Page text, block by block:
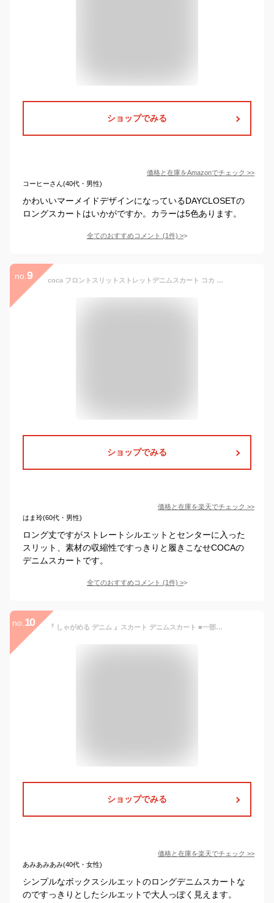
ショップでみる
価格と在庫をAmazonでチェック >>
コーヒーさん(40代・男性)
かわいいマーメイドデザインになっているDAYCLOSETの
ロングスカートはいかがですか。カラーは5色あります。
全てのおすすめコメント (1件) >
no. 9 coca フロントスリットストレットデニムスカート コカ スカート ロング・マキシスカート ブルー【送料無料】
ショップでみる
価格と在庫を楽天でチェック >>
はま玲(60代・男性)
ロング丈ですがストレートシルエットとセンターに入った
スリット、素材の収縮性ですっきりと履きこなせCOCAの
デニムスカートです。
全てのおすすめコメント (1件) >
no. 10 『 しゃがめる デニム 』スカート デニムスカート ■一部8月上旬入荷 レディース ボトムス ロングスカート マキシ丈 マキシスカート ストレート ペンシルスカート スリット スリットスカート ロング ミモレ タイト きれいめ ゴム 大きいサイズ 体型カバー 春 夏 HUG.U
ショップでみる
価格と在庫を楽天でチェック >>
あみあみあみ(40代・女性)
シンプルなボックスシルエットのロングデニムスカートな
のですっきりとしたシルエットで大人っぽく見えます。